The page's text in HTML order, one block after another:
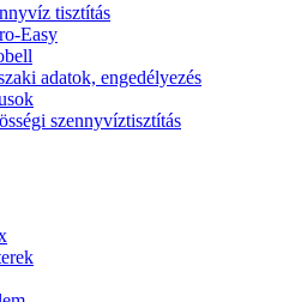
tisztítás
Easy
adatok, engedélyezés
szennyvíztisztítás